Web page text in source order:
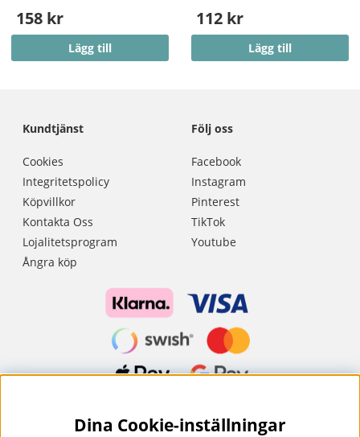
158 kr
Lägg till
112 kr
Lägg till
Kundtjänst
Cookies
Integritetspolicy
Köpvillkor
Kontakta Oss
Lojalitetsprogram
Ångra köp
Följ oss
Facebook
Instagram
Pinterest
TikTok
Youtube
Nyhetsbrev?Dina Cookie-inställningar